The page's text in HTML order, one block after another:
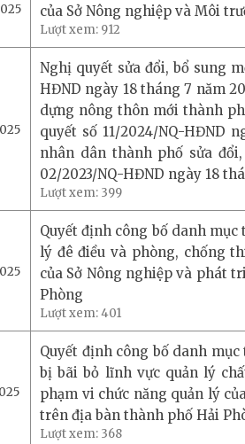
của Sở Nông nghiệp và Môi
Lượt xem: 912
Nghị quyết sửa đổi, bổ sung
HĐND ngày 18 tháng 7 năm
dựng nông thôn mới thành
quyết số 11/2024/NQ-HĐND
nhân dân thành phố sửa
02/2023/NQ-HĐND ngày 18
Lượt xem: 399
Quyết định công bố danh
lý đê điều và phòng, chống
của Sở Nông nghiệp và phát
Phòng
Lượt xem:401
Quyết định công bố danh
bị bãi bỏ lĩnh vực quản lý
phạm vi chức năng quản lý
trên địa bàn thành phố Hải
Lượt xem: 368